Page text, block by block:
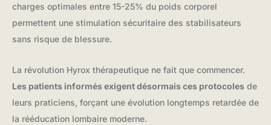
charges optimales entre 15-25% du poids corporel
permettent une stimulation sécuritaire des stabilisateurs
sans risque de blessure.
La révolution Hyrox thérapeutique ne fait que commencer.
Les patients informés exigent désormais ces protocoles de
leurs praticiens, forçant une évolution longtemps retardée de
la rééducation lombaire moderne.